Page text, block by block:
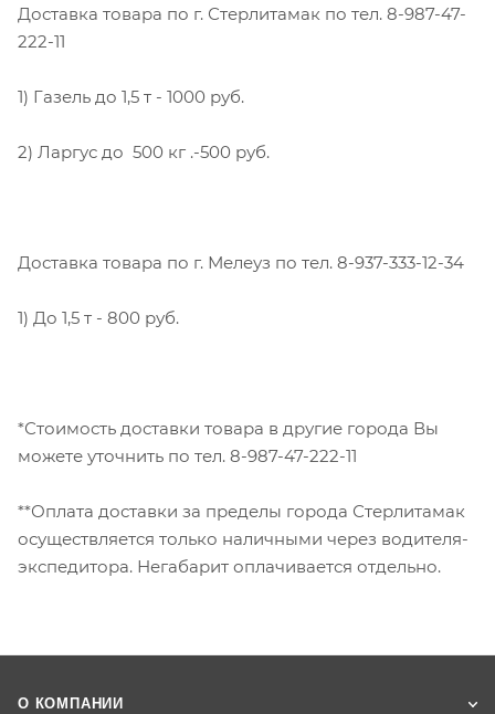
Доставка товара по г. Стерлитамак по тел. 8-987-47-
222-11
1) Газель до 1,5 т - 1000 руб.
2) Ларгус до 500 кг .-500 руб.
Доставка товара по г. Мелеуз по тел. 8-937-333-12-34
1) До 1,5 т - 800 руб.
*Стоимость доставки товара в другие города Вы
можете уточнить по тел. 8-987-47-222-11
**Оплата доставки за пределы города Стерлитамак
осуществляется только наличными через водителя-
экспедитора. Негабарит оплачивается отдельно.
О КОМПАНИИ